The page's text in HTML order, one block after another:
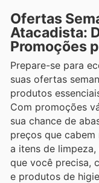
Ofertas
Atacadista:
Promoções
Prepare-se para
suas ofertas
produtos
Com promoções
sua chance de
preços que
a itens de
que você precisa,
e produtos de